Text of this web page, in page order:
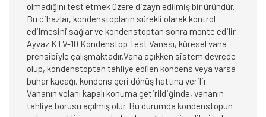
olmadığını test etmek üzere dizayn edilmiş bir üründür.
Bu cihazlar, kondenstopların sürekli olarak kontrol
edilmesini sağlar ve kondenstoptan sonra monte edilir.
Ayvaz KTV-10 Kondenstop Test Vanası, küresel vana
prensibiyle çalışmaktadır.Vana açıkken sistem devrede
olup, kondenstoptan tahliye edilen kondens veya varsa
buhar kaçağı, kondens geri dönüş hattına verilir.
Vananın volanı kapalı konuma getirildiğinde, vananın
tahliye borusu açılmış olur. Bu durumda kondenstopun